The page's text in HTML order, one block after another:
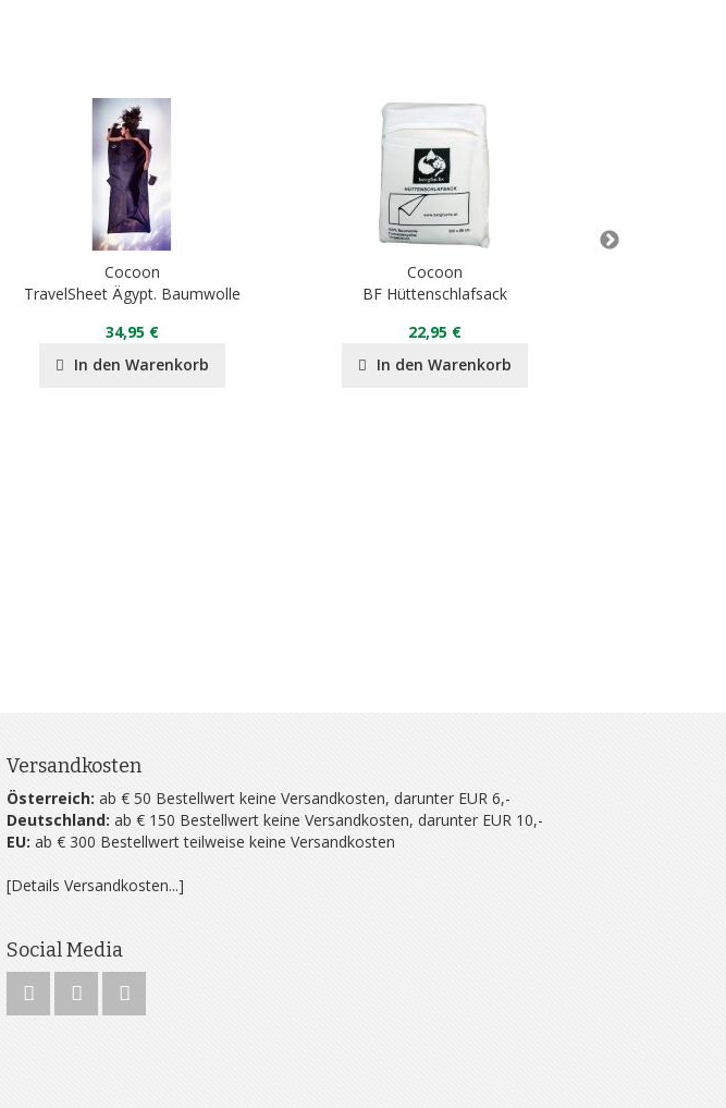
Cocoon
TravelSheet Ägypt. Baumwolle
34,95 €
In den Warenkorb
Cocoon
BF Hüttenschlafsack
22,95 €
In den Warenkorb
Versandkosten
Österreich: ab € 50 Bestellwert keine Versandkosten, darunter EUR 6,-
Deutschland: ab € 150 Bestellwert keine Versandkosten, darunter EUR 10,-
EU: ab € 300 Bestellwert teilweise keine Versandkosten
[Details Versandkosten...]
Social Media